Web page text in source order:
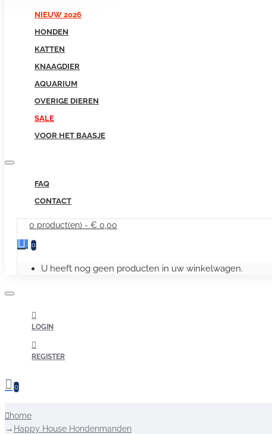
NIEUW 2026
HONDEN
KATTEN
KNAAGDIER
AQUARIUM
OVERIGE DIEREN
SALE
VOOR HET BAASJE
FAQ
CONTACT
0 product(en) - € 0,00
0
U heeft nog geen producten in uw winkelwagen.
LOGIN
REGISTER
0
home
Happy House Hondenmanden